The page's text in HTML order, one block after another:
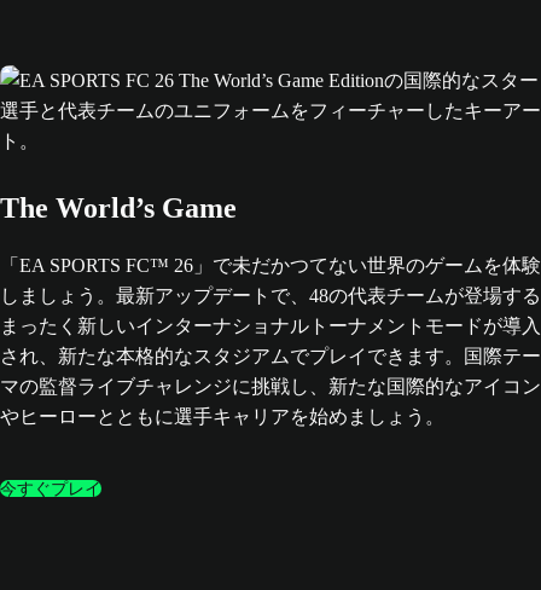
The World’s Game
「EA SPORTS FC™ 26」で未だかつてない世界のゲームを体験
しましょう。最新アップデートで、48の代表チームが登場する
まったく新しいインターナショナルトーナメントモードが導入
され、新たな本格的なスタジアムでプレイできます。国際テー
マの監督ライブチャレンジに挑戦し、新たな国際的なアイコン
やヒーローとともに選手キャリアを始めましょう。
今すぐプレイ